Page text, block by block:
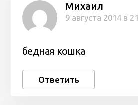
Михаил
9 августа 2014 в
бедная кошка
Ответить